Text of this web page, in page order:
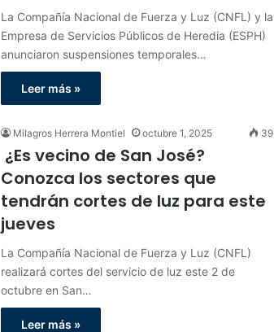
La Compañía Nacional de Fuerza y Luz (CNFL) y la
Empresa de Servicios Públicos de Heredia (ESPH)
anunciaron suspensiones temporales…
Leer más »
Milagros Herrera Montiel octubre 1, 2025 39
¿Es vecino de San José?
Conozca los sectores que
tendrán cortes de luz para este
jueves
La Compañía Nacional de Fuerza y Luz (CNFL)
realizará cortes del servicio de luz este 2 de
octubre en San…
Leer más »